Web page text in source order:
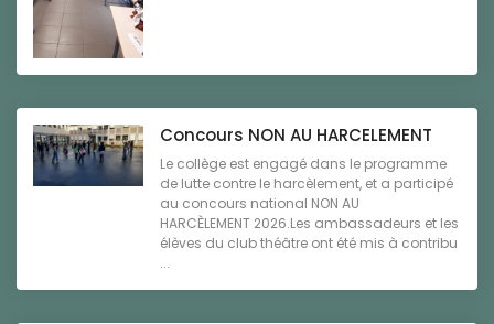
Concours NON AU HARCELEMENT
Le collège est engagé dans le programme
de lutte contre le harcèlement, et a participé
au concours national NON AU
HARCÈLEMENT 2026.Les ambassadeurs et les
élèves du club théâtre ont été mis à contribu
...